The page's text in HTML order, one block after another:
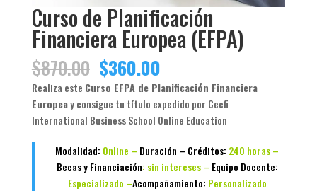
Curso de Planificación
Financiera Europea (EFPA)
$870.00 El
precio
original
era:
$870.00.
$360.00El
precio
actual
es:
$360.00.
Realiza este Curso EFPA de Planificación Financiera
Europeay consigue tu título expedido por Ceefi
International Business School Online Education
Modalidad: Online – Duración – Créditos: 240 horas –
Becas y Financiación: sin intereses – Equipo Docente:
Especializado –Acompañamiento: Personalizado